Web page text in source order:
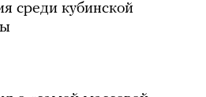
среди кубинской